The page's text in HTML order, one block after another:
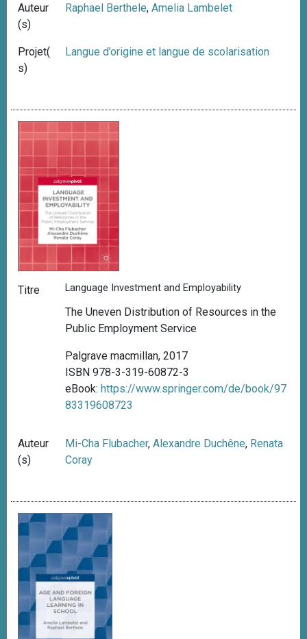
Auteur
(s)
Raphael Berthele,Amelia Lambelet
Projet(
s)
Langue d’origine et langue de scolarisation
Titre Language Investment and Employability
The Uneven Distribution of Resources in the
Public Employment Service
Palgrave macmillan, 2017
ISBN 978-3-319-60872-3
eBook:https://www.springer.com/de/book/97
83319608723
Auteur
(s)
Mi-Cha Flubacher,Alexandre Duchêne, Renata
Coray